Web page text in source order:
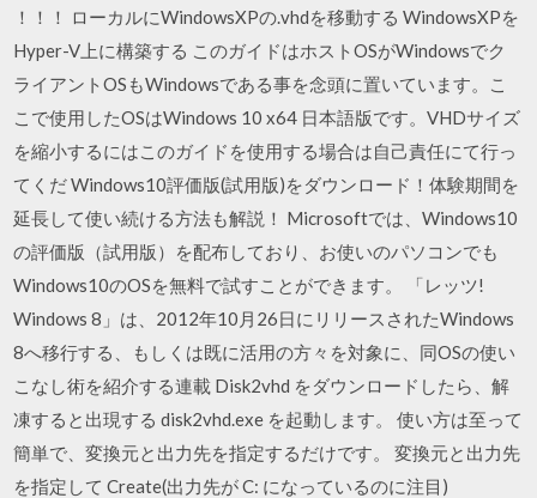
！！！ ローカルにWindowsXPの.vhdを移動する WindowsXPを
Hyper-V上に構築する このガイドはホストOSがWindowsでク
ライアントOSもWindowsである事を念頭に置いています。こ
こで使用したOSはWindows 10 x64 日本語版です。VHDサイズ
を縮小するにはこのガイドを使用する場合は自己責任にて行っ
てくだ Windows10評価版(試用版)をダウンロード！体験期間を
延長して使い続ける方法も解説！ Microsoftでは、Windows10
の評価版（試用版）を配布しており、お使いのパソコンでも
Windows10のOSを無料で試すことができます。 「レッツ!
Windows 8」は、2012年10月26日にリリースされたWindows
8へ移行する、もしくは既に活用の方々を対象に、同OSの使い
こなし術を紹介する連載 Disk2vhd をダウンロードしたら、解
凍すると出現する disk2vhd.exe を起動します。 使い方は至って
簡単で、変換元と出力先を指定するだけです。 変換元と出力先
を指定して Create(出力先が C: になっているのに注目)